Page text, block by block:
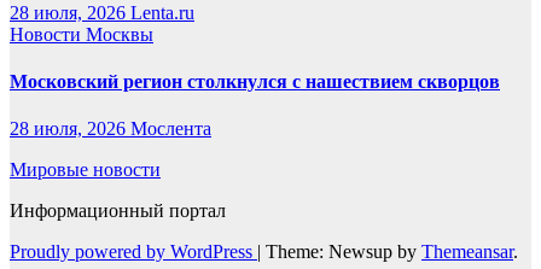
28 июля, 2026 Lenta.ru
Новости Москвы
Московский регион столкнулся с нашествием скворцов
28 июля, 2026 Мослента
Мировые новости
Информационный портал
Proudly powered by WordPress | Theme: Newsup by Themeansar.